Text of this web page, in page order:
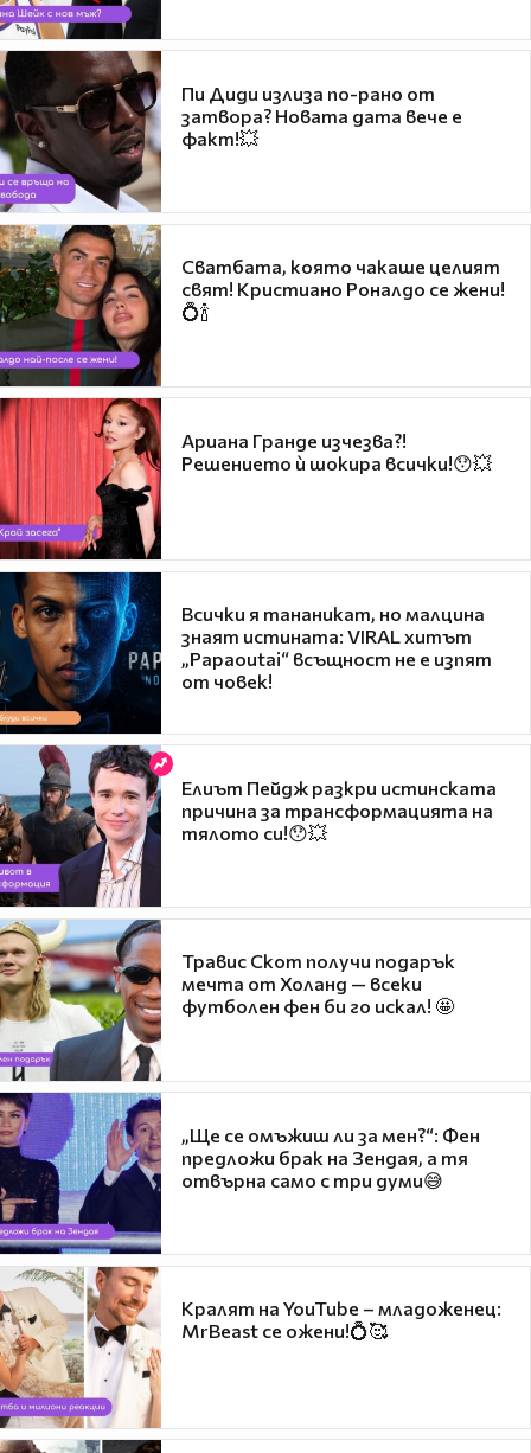
Пи Диди излиза по-рано от
затвора? Новата дата вече е
факт!💥
Сватбата, която чакаше целият
свят! Кристиано Роналдо се жени!
💍🍾
Ариана Гранде изчезва?!
Решението ѝ шокира всички!😯💥
Всички я тананикат, но малцина
знаят истината: VIRAL хитът
„Papaoutai“ всъщност не е изпят
от човек!
Елиът Пейдж разкри истинската
причина за трансформацията на
тялото си!😯💥
Травис Скот получи подарък
мечта от Холанд — всеки
футболен фен би го искал! 🤩
„Ще се омъжиш ли за мен?“: Фен
предложи брак на Зендая, а тя
отвърна само с три думи😅
Кралят на YouTube – младоженец:
MrBeast се ожени!💍🥰